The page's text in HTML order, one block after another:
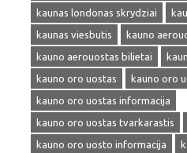
kaunas londonas skrydziai
kaunas viesbutis
kauno
kauno aerouostas bilietai
kauno oro uostas
kauno oro
kauno oro uostas informacija
kauno oro uostas tvarkarastis
kauno oro uosto informacija